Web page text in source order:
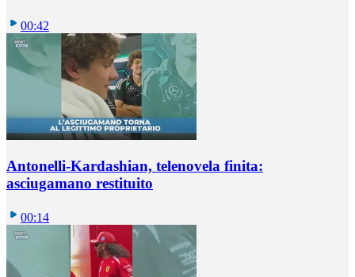
00:42
Antonelli-Kardashian, telenovela finita:
asciugamano restituito
00:14